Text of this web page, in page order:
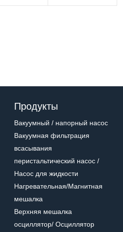
Продукты
Вакуумный / напорный насос
Вакуумная фильтрация
всасывания
перистальтический насос /
Насос для жидкости
Нагревательная/Mагнитная
мешалка
Верхняя мешалка
осциллятор/ Осциллятор